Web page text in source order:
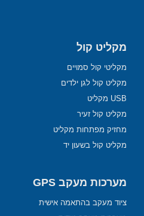
מקליט קול
מקליטי קול סמויים
מקליט קול לגן ילדים
USB מקליט
מקליט קול זעיר
מחזיק מפתחות מקליט
מקליט קול בשעון יד
מערכות מעקב GPS
ציוד מעקב בהתאמה אישית